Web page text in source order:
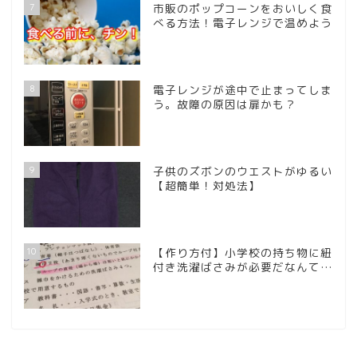
7
市販のポップコーンをおいしく食
べる方法！電子レンジで温めよう
8
電子レンジが途中で止まってしま
う。故障の原因は扉かも？
9
子供のズボンのウエストがゆるい
【超簡単！対処法】
10
【作り方付】小学校の持ち物に紐
付き洗濯ばさみが必要だなんて…